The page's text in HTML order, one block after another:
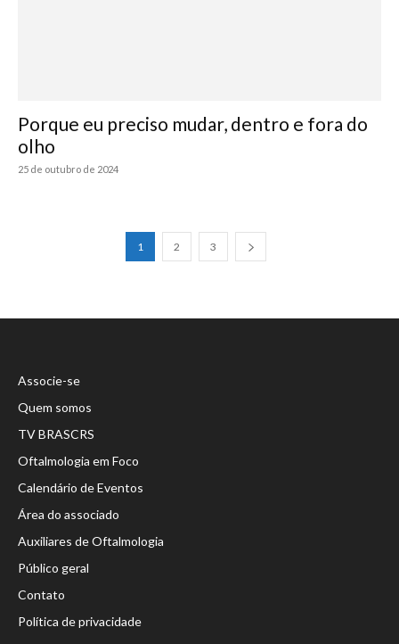
Porque eu preciso mudar, dentro e fora do
olho
25 de outubro de 2024
1 2 3
Associe-se
Quem somos
TV BRASCRS
Oftalmologia em Foco
Calendário de Eventos
Área do associado
Auxiliares de Oftalmologia
Público geral
Contato
Política de privacidade